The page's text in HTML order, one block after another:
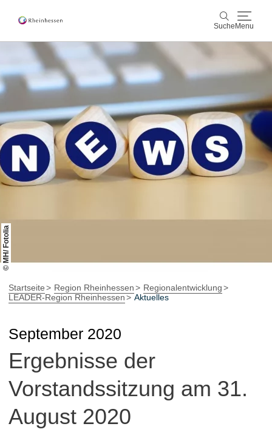
Suche Menu
Wein & Genuss
Aktiv & Natur
Kultur & Städte
Veranstaltungen
Rheinhessen-Blog Karte
© MH/ Fotolia
Startseite Region Rheinhessen
Regionalentwicklung
LEADER-Region Rheinhessen
Aktuelles
September 2020
Ergebnisse der
Vorstandssitzung am 31.
August 2020